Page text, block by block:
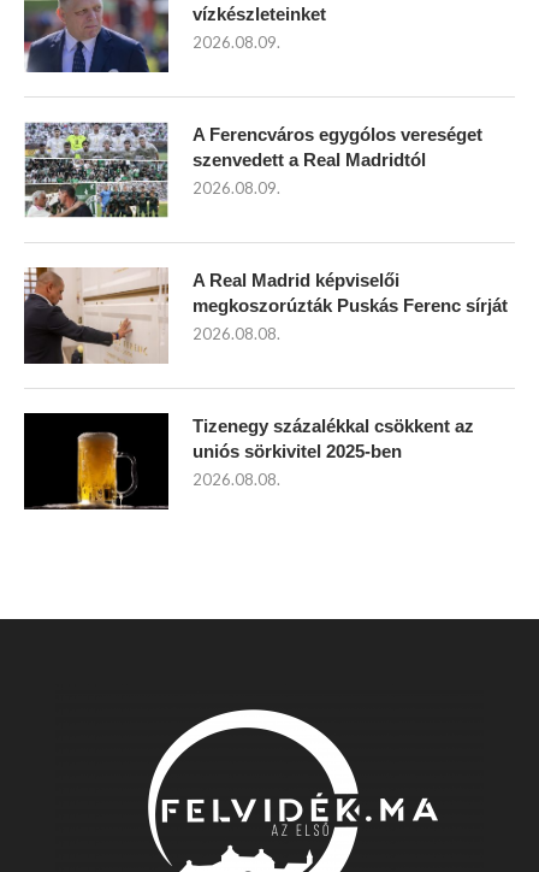
vízkészleteinket
2026.08.09.
A Ferencváros egygólos vereséget
szenvedett a Real Madridtól
2026.08.09.
A Real Madrid képviselői
megkoszorúzták Puskás Ferenc sírját
2026.08.08.
Tizenegy százalékkal csökkent az
uniós sörkivitel 2025-ben
2026.08.08.